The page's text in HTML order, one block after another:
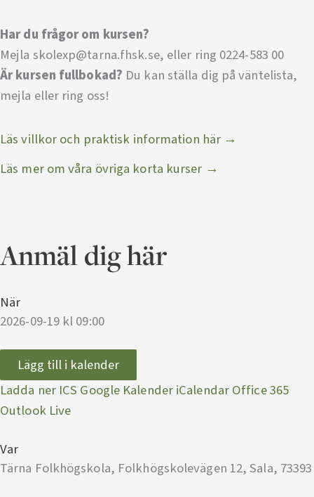
Har du frågor om kursen?
Mejla skolexp@tarna.fhsk.se, eller ring 0224-583 00
Är kursen fullbokad? Du kan ställa dig på väntelista,
mejla eller ring oss!
Läs villkor och praktisk information här →
Läs mer om våra övriga korta kurser →
Anmäl dig här
När
2026-09-19 kl 09:00
Lägg till i kalender
Ladda ner ICS Google KalenderiCalendarOffice 365
Outlook Live
Var
Tärna Folkhögskola, Folkhögskolevägen 12, Sala, 73393